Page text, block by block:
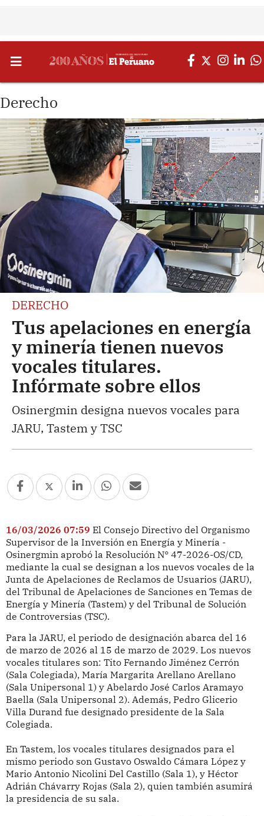
Derecho
DERECHO
Tus apelaciones en energía
y minería tienen nuevos
vocales titulares.
Infórmate sobre ellos
Osinergmin designa nuevos vocales para
JARU, Tastem y TSC
16/03/2026 07:59 El Consejo Directivo del Organismo
Supervisor de la Inversión en Energía y Minería -
Osinergmin aprobó la Resolución N° 47-2026-OS/CD,
mediante la cual se designan a los nuevos vocales de la
Junta de Apelaciones de Reclamos de Usuarios (JARU),
del Tribunal de Apelaciones de Sanciones en Temas de
Energía y Minería (Tastem) y del Tribunal de Solución
de Controversias (TSC).
Para la JARU, el periodo de designación abarca del 16
de marzo de 2026 al 15 de marzo de 2029. Los nuevos
vocales titulares son: Tito Fernando Jiménez Cerrón
(Sala Colegiada), María Margarita Arellano Arellano
(Sala Unipersonal 1) y Abelardo José Carlos Aramayo
Baella (Sala Unipersonal 2). Además, Pedro Glicerio
Villa Durand fue designado presidente de la Sala
Colegiada.
En Tastem, los vocales titulares designados para el
mismo periodo son Gustavo Oswaldo Cámara López y
Mario Antonio Nicolini Del Castillo (Sala 1), y Héctor
Adrián Chávarry Rojas (Sala 2), quien también asumirá
la presidencia de su sala.